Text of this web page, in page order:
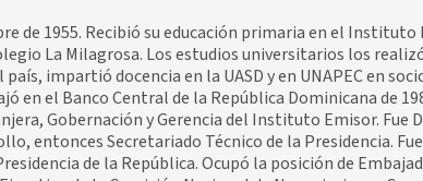
de 1955. Recibió su educación primaria en el Instituto
La Milagrosa. Los estudios universitarios los
impartió docencia en la UASD y en UNAPEC en
en el Banco Central de la República Dominicana de
Gobernación y Gerencia del Instituto Emisor. Fue
entonces Secretariado Técnico de la Presidencia.
de la República. Ocupó la posición de